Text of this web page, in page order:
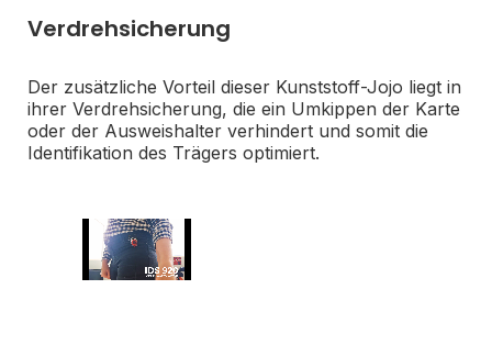
Verdrehsicherung
Der zusätzliche Vorteil dieser Kunststoff-Jojo liegt in
ihrer Verdrehsicherung, die ein Umkippen der Karte
oder der Ausweishalter verhindert und somit die
Identifikation des Trägers optimiert.